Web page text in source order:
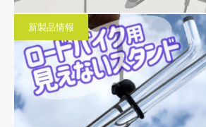
新製品情報